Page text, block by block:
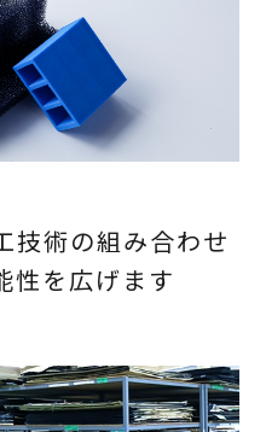
技術の組み合わせ
性を広げます